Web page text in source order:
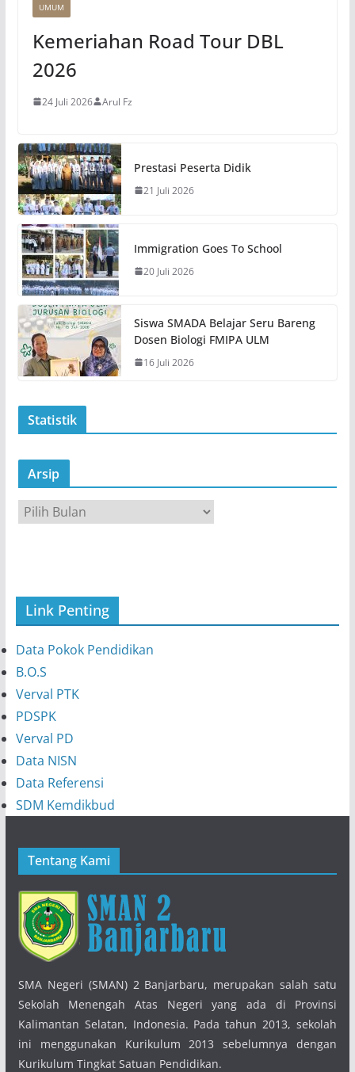
UMUM
Kemeriahan Road Tour DBL
2026
24 Juli 2026 Arul Fz
Prestasi Peserta Didik
21 Juli 2026
Immigration Goes To School
20 Juli 2026
Siswa SMADA Belajar Seru Bareng
Dosen Biologi FMIPA ULM
16 Juli 2026
Statistik
Arsip
r
Link Penting
Data Pokok Pendidikan
B.O.S
Verval PTK
PDSPK
Verval PD
Data NISN
Data Referensi
SDM Kemdikbud
Tentang Kami
SMA Negeri (SMAN) 2 Banjarbaru, merupakan salah satu
Sekolah Menengah Atas Negeri yang ada di Provinsi
Kalimantan Selatan, Indonesia. Pada tahun 2013, sekolah
ini menggunakan Kurikulum 2013 sebelumnya dengan
Kurikulum Tingkat Satuan Pendidikan.